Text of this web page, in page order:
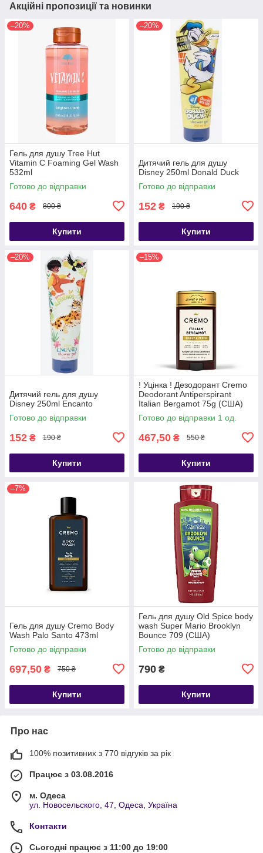
Акційні пропозиції та новинки
–20%
Гель для душу Tree Hut
Vitamin C Foaming Gel Wash
532ml
Готово до відправки
640 ₴ 800 ₴
Купити
–20%
Дитячий гель для душу
Disney 250ml Donald Duck
Готово до відправки
152 ₴ 190 ₴
Купити
–20%
Дитячий гель для душу
Disney 250ml Encanto
Готово до відправки
152 ₴ 190 ₴
Купити
–15%
! Уцінка ! Дезодорант Cremo
Deodorant Antiperspirant
Italian Bergamot 75g (США)
Готово до відправки 1 од.
467,50 ₴ 550 ₴
Купити
–7%
Гель для душу Cremo Body
Wash Palo Santo 473ml
Готово до відправки
697,50 ₴ 750 ₴
Купити
Гель для душу Old Spice body
wash Super Mario Brooklyn
Bounce 709 (США)
Готово до відправки
790 ₴
Купити
Про нас
100% позитивних з 770 відгуків за рік
Працює з 03.08.2016
м. Одеса
ул. Новосельского, 47, Одеса, Україна
Контакти
Сьогодні працює з 11:00 до 19:00